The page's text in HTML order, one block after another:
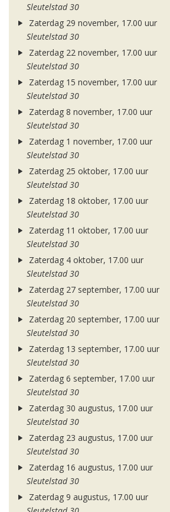
Sleutelstad 30
Zaterdag 29 november, 17.00 uur
Sleutelstad 30
Zaterdag 22 november, 17.00 uur
Sleutelstad 30
Zaterdag 15 november, 17.00 uur
Sleutelstad 30
Zaterdag 8 november, 17.00 uur
Sleutelstad 30
Zaterdag 1 november, 17.00 uur
Sleutelstad 30
Zaterdag 25 oktober, 17.00 uur
Sleutelstad 30
Zaterdag 18 oktober, 17.00 uur
Sleutelstad 30
Zaterdag 11 oktober, 17.00 uur
Sleutelstad 30
Zaterdag 4 oktober, 17.00 uur
Sleutelstad 30
Zaterdag 27 september, 17.00 uur
Sleutelstad 30
Zaterdag 20 september, 17.00 uur
Sleutelstad 30
Zaterdag 13 september, 17.00 uur
Sleutelstad 30
Zaterdag 6 september, 17.00 uur
Sleutelstad 30
Zaterdag 30 augustus, 17.00 uur
Sleutelstad 30
Zaterdag 23 augustus, 17.00 uur
Sleutelstad 30
Zaterdag 16 augustus, 17.00 uur
Sleutelstad 30
Zaterdag 9 augustus, 17.00 uur